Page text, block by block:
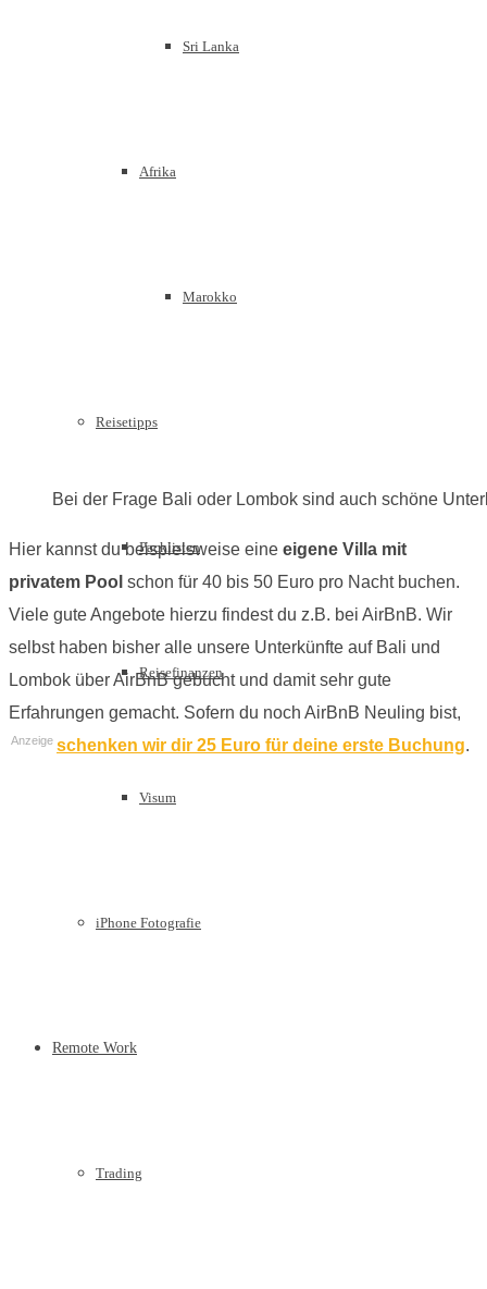
Sri Lanka
Afrika
Marokko
Reisetipps
Packlisten
Reisefinanzen
Visum
iPhone Fotografie
Remote Work
Trading
Bei der Frage Bali oder Lombok sind auch schöne
Hier kannst du beispielsweise eine eigene Villa mit
privatem Pool schon für 40 bis 50 Euro pro Nacht buchen.
Viele gute Angebote hierzu findest du z.B. bei AirBnB. Wir
selbst haben bisher alle unsere Unterkünfte auf Bali und
Lombok über AirBnB gebucht und damit sehr gute
Erfahrungen gemacht. Sofern du noch AirBnB Neuling bist,
Anzeige schenken wir dir 25 Euro für deine erste Buchung.